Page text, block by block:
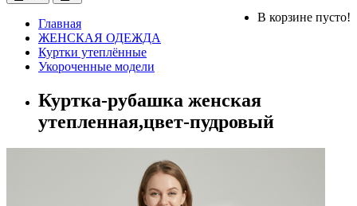
В корзине пусто!
Главная
ЖЕНСКАЯ ОДЕЖДА
Куртки утеплённые
Укороченные модели
Куртка-рубашка женская
утепленная,цвет-пудровый